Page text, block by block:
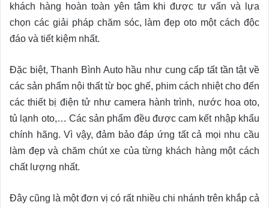
khách hàng hoàn toàn yên tâm khi được tư vấn và lựa
chọn các giải pháp chăm sóc, làm đẹp oto một cách độc
đáo và tiết kiệm nhất.
Đặc biệt, Thanh Bình Auto hầu như cung cấp tất tần tật về
các sản phẩm nội thất từ bọc ghế, phim cách nhiệt cho đến
các thiết bị điện tử như camera hành trình, nước hoa oto,
tủ lạnh oto,… Các sản phẩm đều được cam kết nhập khẩu
chính hãng. Vì vậy, đảm bảo đáp ứng tất cả mọi nhu cầu
làm đẹp và chăm chút xe của từng khách hàng một cách
chất lượng nhất.
Đây cũng là một đơn vị có rất nhiều chi nhánh trên khắp cả